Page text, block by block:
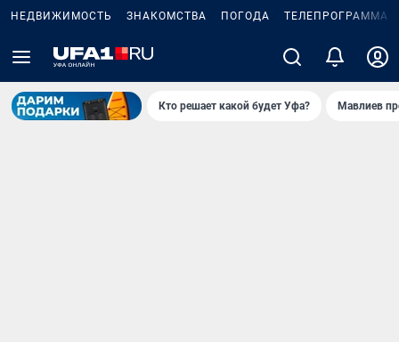
НЕДВИЖИМОСТЬ ЗНАКОМСТВА ПОГОДА ТЕЛЕПРОГРАММА
Кто решает какой будет Уфа? Мавлиев